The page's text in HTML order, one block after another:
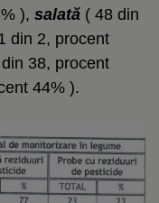
), salată ( 48 din
din 2, procent
38, procent
44% ).